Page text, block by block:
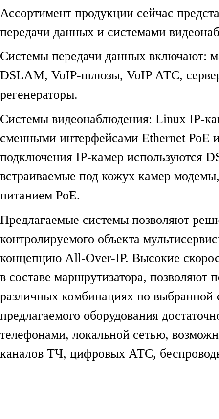
Ассортимент продукции сейчас
передачи данных и системами
Системы передачи данных включают:
DSLAM, VoIP-шлюзы, VoIP АТС,
регенераторы.
Системы видеонаблюдения: Linux IP-
сменными интерфейсами Ethernet PoE
подключения IP-камер используются
встраиваемые под кожух камер
питанием PoE.
Предлагаемые системы позволяют
контролируемого объекта
концепцию All-Over-IP. Высокие
в составе маршрутизатора, позволяют
различных комбинациях по выбранной
предлагаемого оборудования
телефонами, локальной сетью,
каналов ТЧ, цифровых АТС,